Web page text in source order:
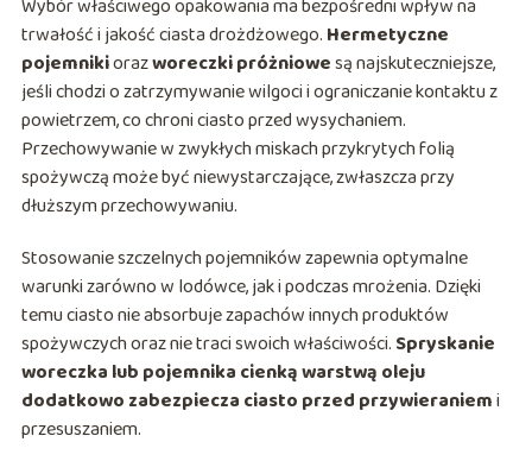
Wybór właściwego opakowania ma bezpośredni wpływ na
trwałość i jakość ciasta drożdżowego. Hermetyczne
pojemnikiorazworeczki próżniowesą najskuteczniejsze,
jeśli chodzi o zatrzymywanie wilgoci i ograniczanie kontaktu z
powietrzem, co chroni ciasto przed wysychaniem.
Przechowywanie w zwykłych miskach przykrytych folią
spożywczą może być niewystarczające, zwłaszcza przy
dłuższym przechowywaniu.
Stosowanie szczelnych pojemników zapewnia optymalne
warunki zarówno w lodówce, jak i podczas mrożenia. Dzięki
temu ciasto nie absorbuje zapachów innych produktów
spożywczych oraz nie traci swoich właściwości. Spryskanie
woreczka lub pojemnika cienką warstwą oleju
dodatkowo zabezpiecza ciasto przed przywieraniemi
przesuszaniem.